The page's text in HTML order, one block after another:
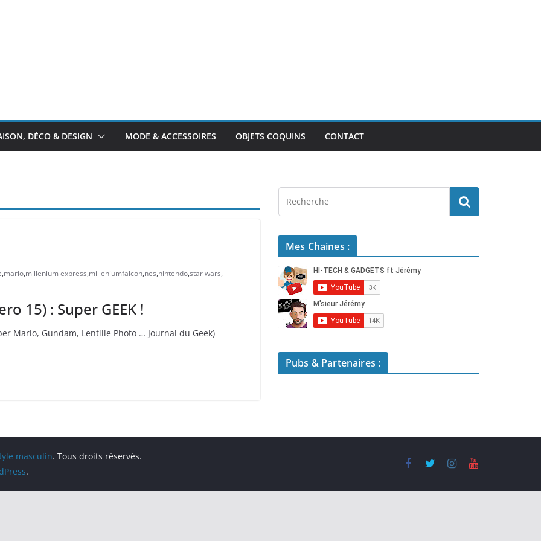
DÉCO & DESIGN MODE & ACCESSOIRES OBJETS COQUINS CONTACT
,mario,millenium express,milleniumfalcon,nes,nintendo,star wars,
15) : Super GEEK !
Mario, Gundam, Lentille Photo … Journal du Geek)
Mes Chaines :
Pubs & Partenaires :
masculin. Tous droits réservés.
.